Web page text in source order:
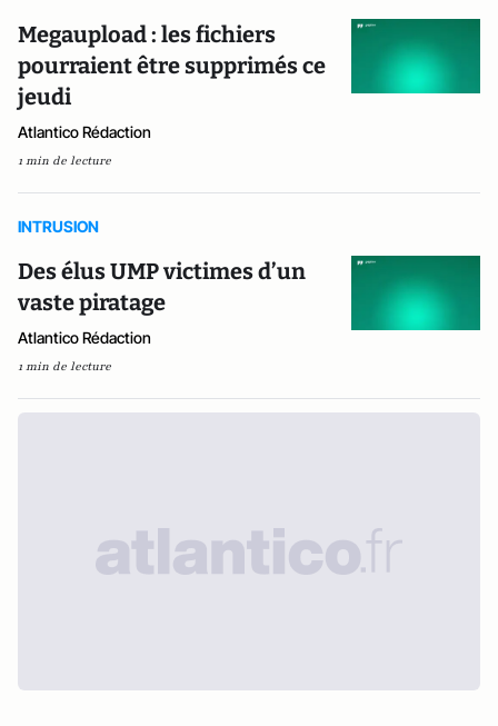
Megaupload : les fichiers
pourraient être supprimés ce
jeudi
Atlantico Rédaction
1 min de lecture
INTRUSION
Des élus UMP victimes d’un
vaste piratage
Atlantico Rédaction
1 min de lecture